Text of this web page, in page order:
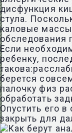
дисфункция
стула.
каловые
обследования
Если
ребенку,
берется
палочку физ
обработать
Опустить его в
закрыть для